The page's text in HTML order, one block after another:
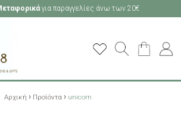
για παραγγελίες άνω των 20€
Αρχική › Προϊόντα › unicorn